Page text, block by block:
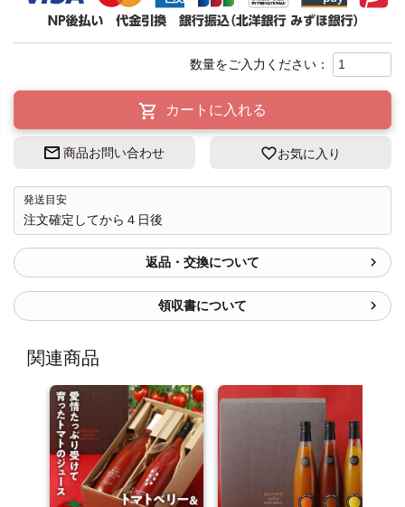
カートに入れる
商品お問い合わせ お気に入り
発送目安
注文確定してから４日後
返品・交換について
領収書について
関連商品